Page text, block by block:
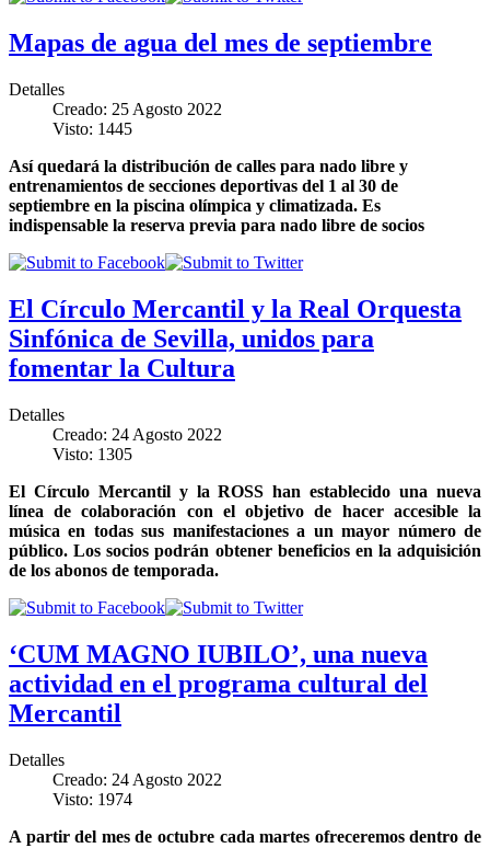
Mapas de agua del mes de septiembre
Detalles
Creado: 25 Agosto 2022
Visto: 1445
Así quedará la distribución de calles para nado libre y
entrenamientos de secciones deportivas del 1 al 30 de
septiembre en la piscina olímpica y climatizada. Es
indispensable la reserva previa para nado libre de socios
El Círculo Mercantil y la Real Orquesta
Sinfónica de Sevilla, unidos para
fomentar la Cultura
Detalles
Creado: 24 Agosto 2022
Visto: 1305
El Círculo Mercantil y la ROSS han establecido una nueva
línea de colaboración con el objetivo de hacer accesible la
música en todas sus manifestaciones a un mayor número de
público. Los socios podrán obtener beneficios en la adquisición
de los abonos de temporada.
‘CUM MAGNO IUBILO’, una nueva
actividad en el programa cultural del
Mercantil
Detalles
Creado: 24 Agosto 2022
Visto: 1974
A partir del mes de octubre cada martes ofreceremos dentro de